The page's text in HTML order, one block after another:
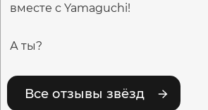
вместе с Yamaguchi!
А ты?
Все отзывы звёзд